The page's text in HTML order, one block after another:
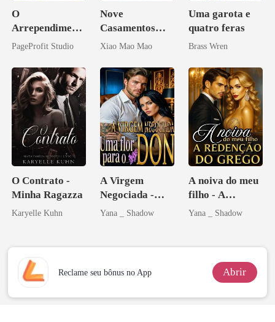
O
Arrependiment
o do Alfa: O
da Híbrida
PageProfit Studio
Nove
Casamentos
Rejeitados, Eu
Rival do Meu
Ex
Xiao Mao Mao
Uma garota e
quatro feras
Brass Wren
O Contrato -
Minha Ragazza
Karyelle Kuhn
A Virgem
Negociada -
Uma flor para o
Yana _ Shadow
A noiva do meu
filho - A
Redenção do
Yana _ Shadow
Reclame seu bônus no App Abrir